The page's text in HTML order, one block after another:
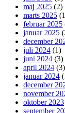
maj 2025 (2)
marts 2025
februar 2025
januar 2025
december
juli 2024 (1)
juni 2024 (3)
april 2024 (3)
januar 2024
december
november
oktober 2023
september